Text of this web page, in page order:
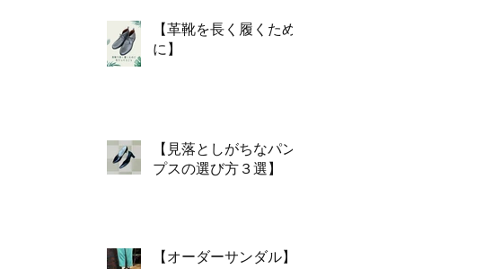
【革靴を長く履くため
に】
【見落としがちなパン
プスの選び方３選】
【オーダーサンダル】